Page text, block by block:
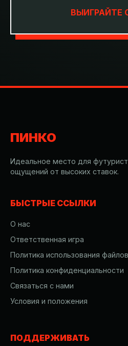
ВЫИГРАЙТЕ
ПИНКО
Идеальное место для
ощущений от высоких ставок.
БЫСТРЫЕ ССЫЛКИ
О нас
Ответственная игра
Политика использования
Политика конфиденциальности
Связаться с нами
Условия и положения
ПОДДЕРЖИВАТЬ